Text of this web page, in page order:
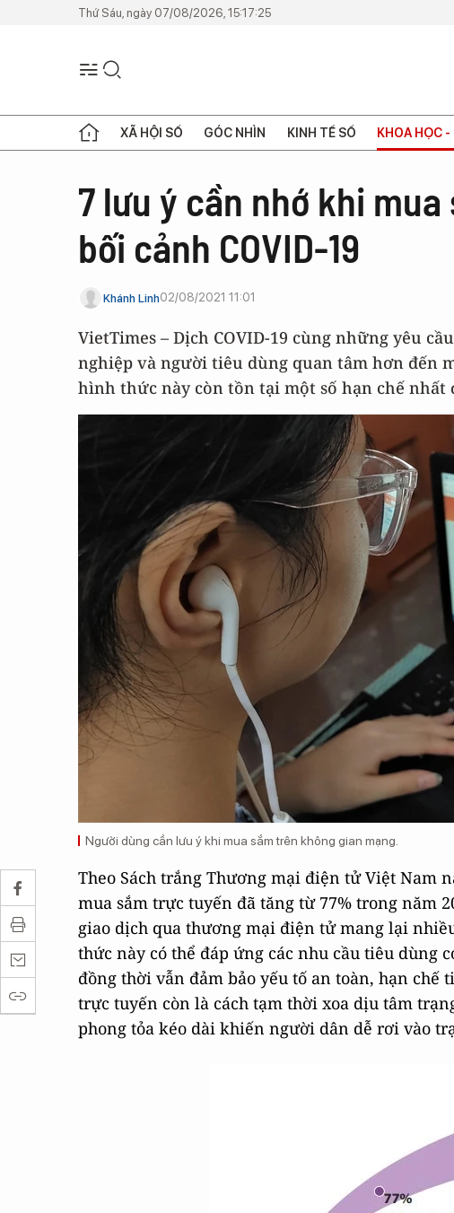
Thứ Sáu, ngày 07/08/2026, 15:17:25
XÃ HỘI SỐ GÓC NHÌN KINH TẾ SỐ KHOA HỌC -
7 lưu ý cần nhớ khi
bối cảnh COVID-19
Khánh Linh02/08/2021 11:01
VietTimes – Dịch COVID-19 cùng những yêu
nghiệp và người tiêu dùng quan tâm hơn đến
hình thức này còn tồn tại một số hạn chế nhất
Người dùng cần lưu ý khi mua sắm trên không gian mạng.
Theo Sách trắng Thương mại điện tử Việt Nam
mua sắm trực tuyến đã tăng từ 77% trong năm
giao dịch qua thương mại điện tử mang lại
thức này có thể đáp ứng các nhu cầu tiêu dùng
đồng thời vẫn đảm bảo yếu tố an toàn, hạn chế
trực tuyến còn là cách tạm thời xoa dịu tâm
phong tỏa kéo dài khiến người dân dễ rơi vào